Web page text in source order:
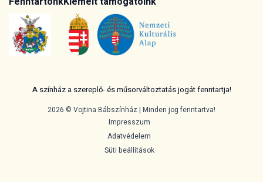
A színház a szereplő- és műsorváltoztatás jogát fenntartja!
2026 © Vojtina Bábszínház | Minden jog fenntartva!
Impresszum
Adatvédelem
Süti beállítások